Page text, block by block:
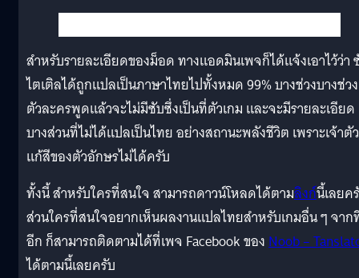
สำหรับรายละเอียดของม็อด ทางแอดมินเพจก็ได้แจ้งเอาไว้ว่า
ไตเติลได้ถูกแปลเป็นภาษาไทยไปทั้งหมด 99% บางช่วงบางช่วง
ตัวละครพูดแล้วจะไม่มีซับซึ่งเป็นที่ตัวเกม และจะมีรายละเอียด
บางส่วนที่ไม่ได้แปลเป็นไทย อย่างสถานะพลังชีวิต เพราะเจ้าตัว
แก้สีของตัวอักษรไม่ได้ครับ
ทั้งนี้ สำหรับใครที่สนใจ สามารถดาวน์โหลดได้ตามลิงก์นี้เลยค
ส่วนใครที่สนใจอยากเห็นผลงานแปลไทยสำหรับเกมอื่น ๆ จา
อีก ก็สามารถติดตามได้ที่เพจ Facebook ของNoob –
ได้ตามนี้เลยครับ